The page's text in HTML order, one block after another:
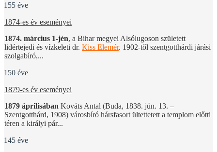
155 éve
1874-es év eseményei
1874. március 1-jén, a Bihar megyei Alsólugoson született
lidértejedi és vízkeleti dr. Kiss Elemér. 1902-től szentgotthárdi járási
szolgabíró,...
150 éve
1879-es év eseményei
1879 áprilisában Kováts Antal (Buda, 1838. jún. 13. –
Szentgotthárd, 1908) városbíró hársfasort ültettetett a templom előtti
téren a királyi pár...
145 éve